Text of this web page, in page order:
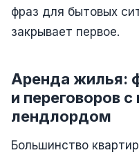
фраз для бытовых
закрывает первое.
Аренда жилья:
и переговоров
лендлордом
Большинство